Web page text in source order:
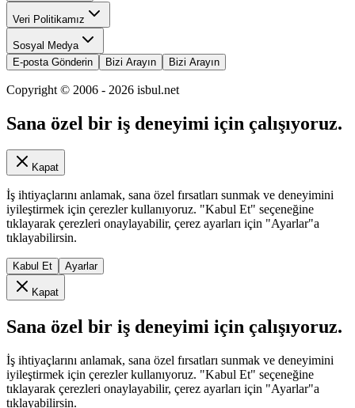
Veri Politikamız
Sosyal Medya
E-posta Gönderin
Bizi Arayın Bizi Arayın
Copyright © 2006 - 2026 isbul.net
Sana özel bir iş deneyimi için çalışıyoruz.
Kapat
İş ihtiyaçlarını anlamak, sana özel fırsatları sunmak ve deneyimini
iyileştirmek için çerezler kullanıyoruz. "Kabul Et" seçeneğine
tıklayarak çerezleri onaylayabilir, çerez ayarları için "Ayarlar"a
tıklayabilirsin.
Kabul Et Ayarlar
Kapat
Sana özel bir iş deneyimi için çalışıyoruz.
İş ihtiyaçlarını anlamak, sana özel fırsatları sunmak ve deneyimini
iyileştirmek için çerezler kullanıyoruz. "Kabul Et" seçeneğine
tıklayarak çerezleri onaylayabilir, çerez ayarları için "Ayarlar"a
tıklayabilirsin.